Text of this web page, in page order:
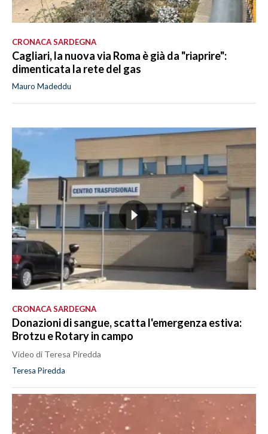
CRONACA SARDEGNA
Cagliari, la nuova via Roma è già da "riaprire":
dimenticata la rete del gas
Mauro Madeddu
CRONACA SARDEGNA
Donazioni di sangue, scatta l'emergenza estiva:
Brotzu e Rotary in campo
Video di Teresa Piredda
Teresa Piredda